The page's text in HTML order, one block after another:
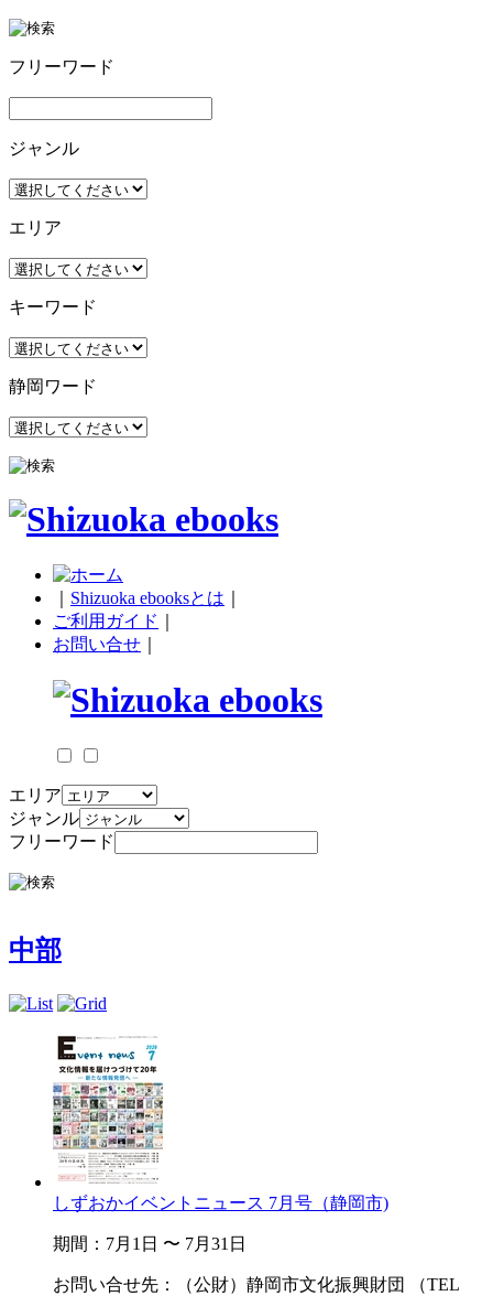
フリーワード
ジャンル
エリア
キーワード
静岡ワード
Shizuoka ebooksとは
ご利用ガイド
お問い合せ
エリア
ジャンル
フリーワード
中部
しずおかイベントニュース 7月号（静岡市)
期間：7月1日 〜 7月31日
お問い合せ先：（公財）静岡市文化振興財団 （TEL